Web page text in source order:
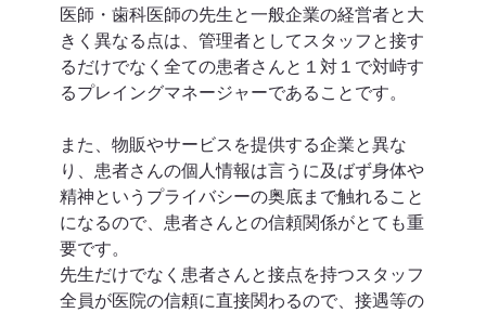
医師・歯科医師の先生と一般企業の経営者と大
きく異なる点は、管理者としてスタッフと接す
るだけでなく全ての患者さんと１対１で対峙す
るプレイングマネージャーであることです。
また、物販やサービスを提供する企業と異な
り、患者さんの個人情報は言うに及ばず身体や
精神というプライバシーの奥底まで触れること
になるので、患者さんとの信頼関係がとても重
要です。
先生だけでなく患者さんと接点を持つスタッフ
全員が医院の信頼に直接関わるので、接遇等の